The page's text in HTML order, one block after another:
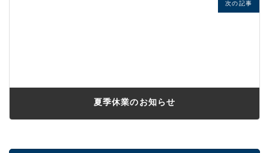
次の記事
夏季休業のお知らせ
2019年7月29日